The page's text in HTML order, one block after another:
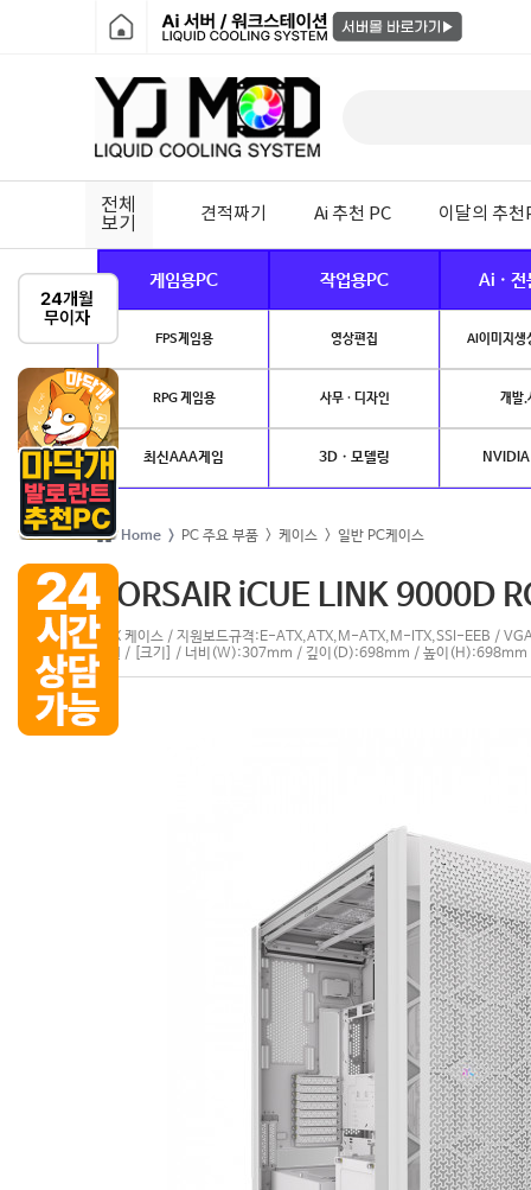
전체
보기
견적짜기 Ai 추천 PC 이달의 추천
게임용PC 작업용PC Ai · 전
FPS게임용 영상편집 AI이미지생
RPG 게임용 사무 · 디자인 개발.
최신AAA게임 3D · 모델링
Home > PC 주요 부품 > 케이스 > 일반 PC케이스
CORSAIR iCUE LINK 9000D
ATX 케이스 / 지원보드규격:E-ATX,ATX,M-ATX,M-ITX,SSI-EEB /
지원 / [크기] / 너비(W):307mm / 깊이(D):698mm / 높이(H):698mm /